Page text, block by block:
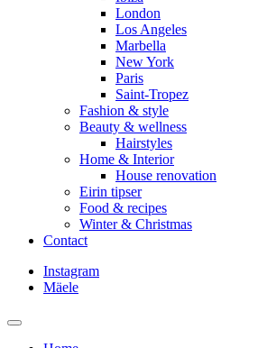
London
Los Angeles
Marbella
New York
Paris
Saint-Tropez
Fashion & style
Beauty & wellness
Hairstyles
Home & Interior
House renovation
Eirin tipser
Food & recipes
Winter & Christmas
Contact
Instagram
Mäele